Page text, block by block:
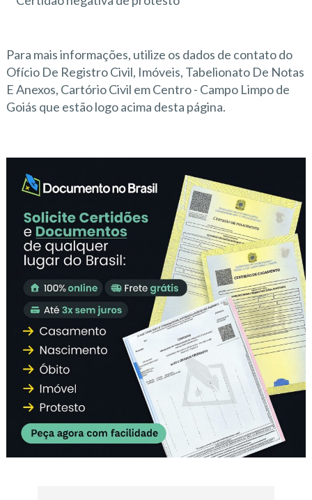
Para mais informações, utilize os dados de contato do
Ofício De Registro Civil, Imóveis, Tabelionato De Notas
E Anexos, Cartório Civil em Centro - Campo Limpo de
Goiás que estão logo acima desta página.